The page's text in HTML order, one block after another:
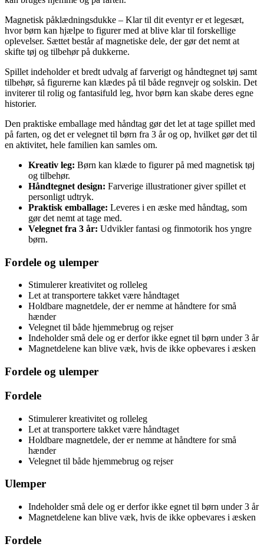
Magnetisk påklædningsdukke – Klar til dit eventyr er et legesæt,
hvor børn kan hjælpe to figurer med at blive klar til forskellige
oplevelser. Sættet består af magnetiske dele, der gør det nemt at
skifte tøj og tilbehør på dukkerne.
Spillet indeholder et bredt udvalg af farverigt og håndtegnet tøj samt
tilbehør, så figurerne kan klædes på til både regnvejr og solskin. Det
inviterer til rolig og fantasifuld leg, hvor børn kan skabe deres egne
historier.
Den praktiske emballage med håndtag gør det let at tage spillet med
på farten, og det er velegnet til børn fra 3 år og op, hvilket gør det til
en aktivitet, hele familien kan samles om.
Kreativ leg: Børn kan klæde to figurer på med magnetisk tøj
og tilbehør.
Håndtegnet design: Farverige illustrationer giver spillet et
personligt udtryk.
Praktisk emballage: Leveres i en æske med håndtag, som
gør det nemt at tage med.
Velegnet fra 3 år: Udvikler fantasi og finmotorik hos yngre
børn.
Fordele og ulemper
Stimulerer kreativitet og rolleleg
Let at transportere takket være håndtaget
Holdbare magnetdele, der er nemme at håndtere for små
hænder
Velegnet til både hjemmebrug og rejser
Indeholder små dele og er derfor ikke egnet til børn under 3 år
Magnetdelene kan blive væk, hvis de ikke opbevares i æsken
Fordele og ulemper
Fordele
Stimulerer kreativitet og rolleleg
Let at transportere takket være håndtaget
Holdbare magnetdele, der er nemme at håndtere for små
hænder
Velegnet til både hjemmebrug og rejser
Ulemper
Indeholder små dele og er derfor ikke egnet til børn under 3 år
Magnetdelene kan blive væk, hvis de ikke opbevares i æsken
Fordele